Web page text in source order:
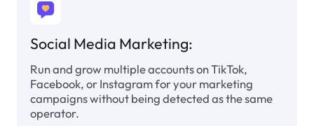
Social Media Marketing:
Run and grow multiple accounts on TikTok,
Facebook, or Instagram for your marketing
campaigns without being detected as the same
operator.